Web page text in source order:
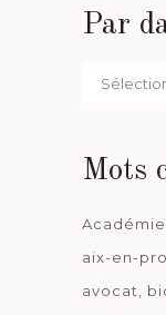
Par
Par
Mots
aix-en-
avocat